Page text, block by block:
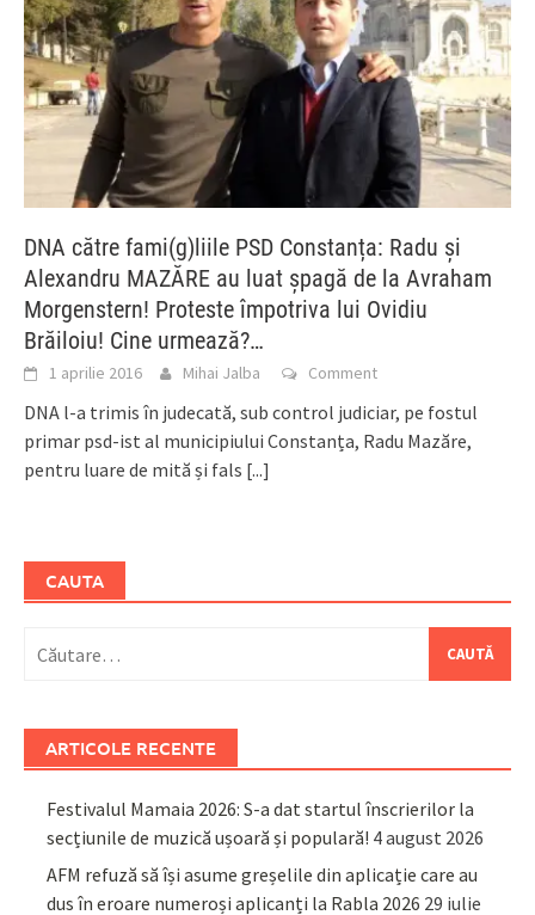
DNA către fami(g)liile PSD Constanța: Radu și
Alexandru MAZĂRE au luat șpagă de la Avraham
Morgenstern! Proteste împotriva lui Ovidiu
Brăiloiu! Cine urmează?…
1 aprilie 2016 Mihai Jalba Comment
DNA l-a trimis în judecată, sub control judiciar, pe fostul
primar psd-ist al municipiului Constanța, Radu Mazăre,
pentru luare de mită și fals [...]
CAUTA
după:
ARTICOLE RECENTE
Festivalul Mamaia 2026: S-a dat startul înscrierilor la
secțiunile de muzică ușoară și populară! 4 august 2026
AFM refuză să își asume greșelile din aplicație care au
dus în eroare numeroși aplicanți la Rabla 2026 29 iulie